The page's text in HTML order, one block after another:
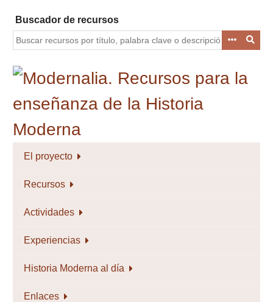
contenido
principal
Buscador de recursos
El proyecto
Recursos
Actividades
Experiencias
Historia Moderna al día
Enlaces